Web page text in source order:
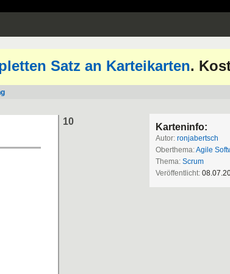
Satz an Karteikarten.
10
Karteninfo:
Autor: ronjabertsch
Oberthema:Agile
Thema: Scrum
Veröffentlicht: